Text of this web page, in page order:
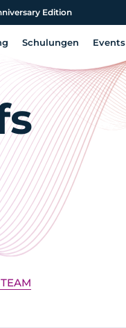
Edition
Schulungen Events
Edition